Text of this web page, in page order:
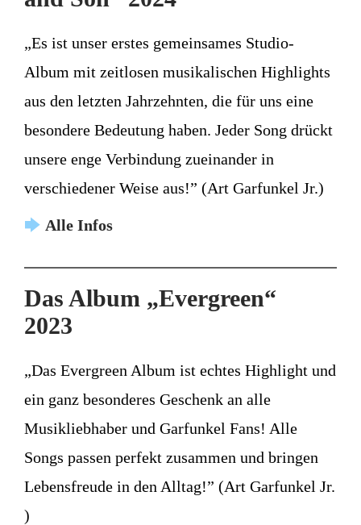
„Es ist unser erstes gemeinsames Studio-
Album mit zeitlosen musikalischen Highlights
aus den letzten Jahrzehnten, die für uns eine
besondere Bedeutung haben. Jeder Song drückt
unsere enge Verbindung zueinander in
verschiedener Weise aus!” (Art Garfunkel Jr.)
🡆 Alle Infos
Das Album „Evergreen“
2023
„Das Evergreen Album ist echtes Highlight und
ein ganz besonderes Geschenk an alle
Musikliebhaber und Garfunkel Fans! Alle
Songs passen perfekt zusammen und bringen
Lebensfreude in den Alltag!” (Art Garfunkel Jr.
)